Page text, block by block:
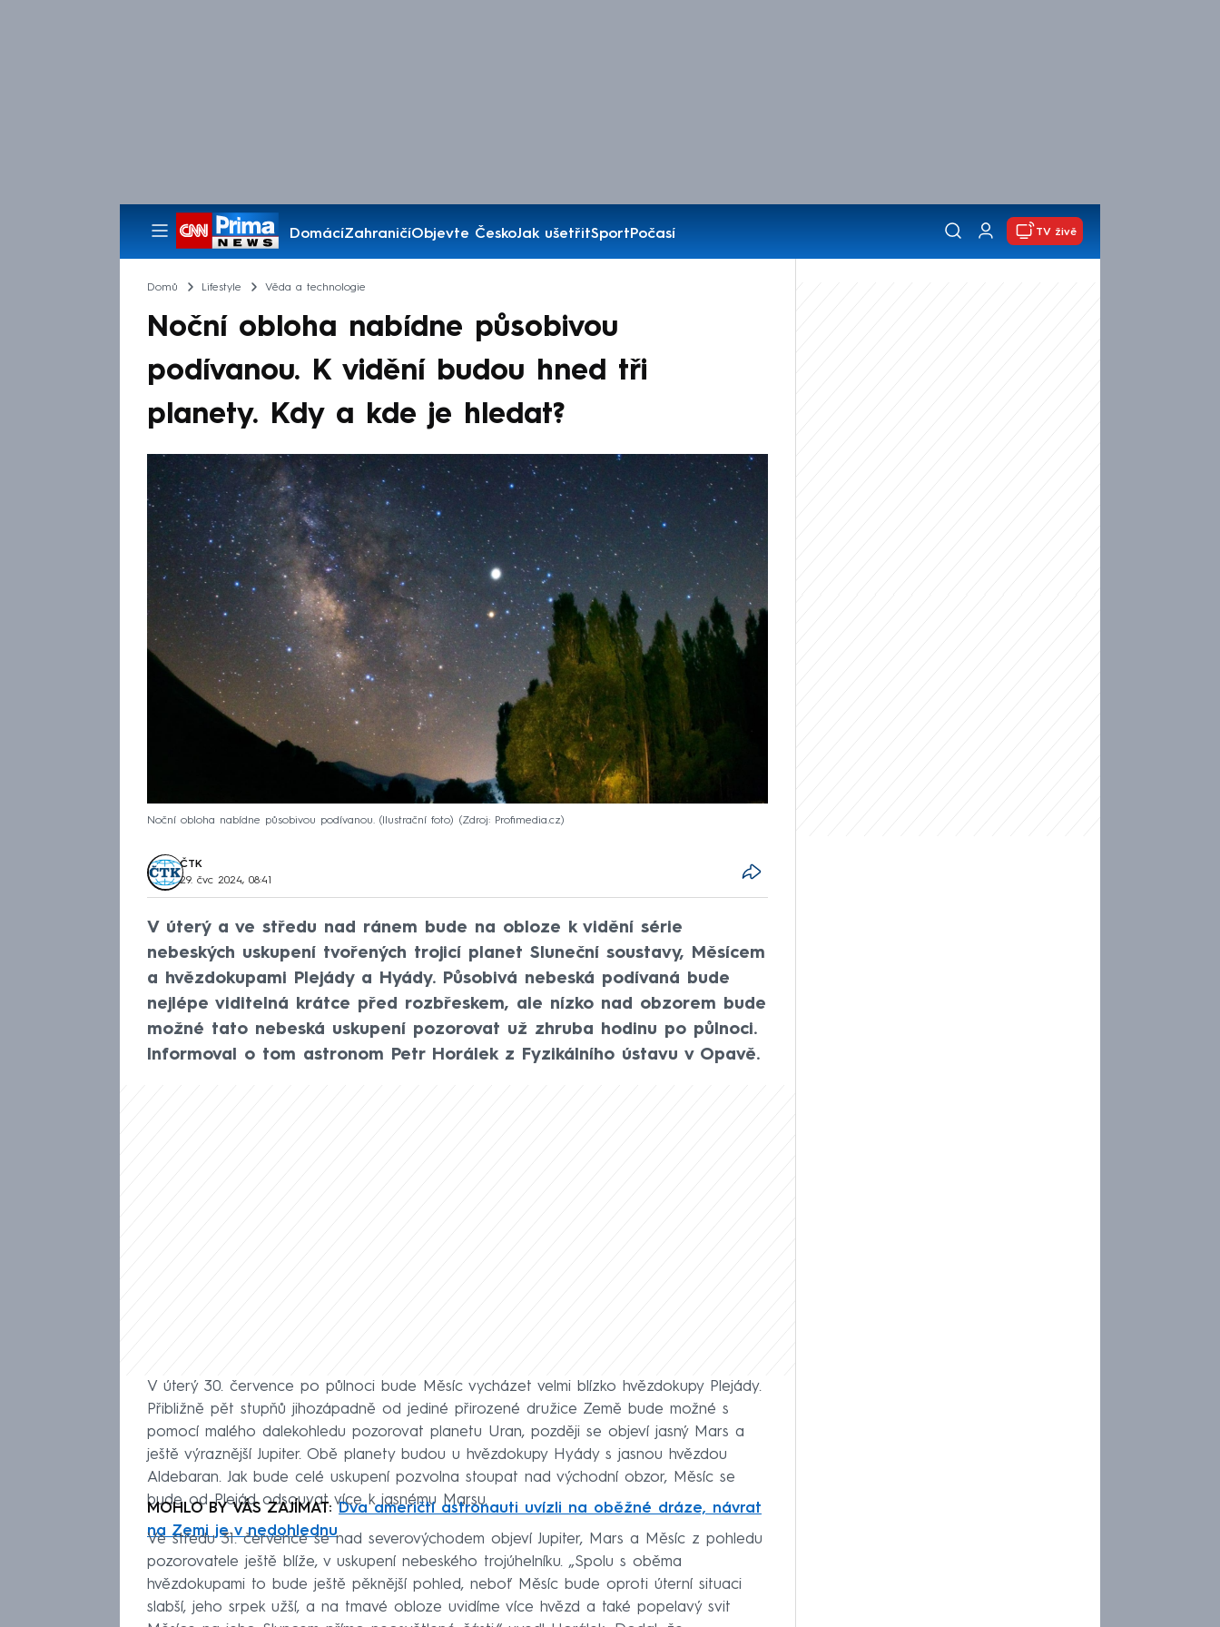
DomácíZahraničíObjevte ČeskoJak ušetřitSportPočasí
Pořady
TV živě
Domů Lifestyle Věda a technologie
Noční obloha nabídne působivou
podívanou. K vidění budou hned tři
planety. Kdy a kde je hledat?
Noční obloha nabídne působivou podívanou. (Ilustrační foto) Zdroj: Profimedia.cz
ČTK
29. čvc 2024, 08:41
V úterý a ve středu nad ránem bude na obloze k vidění série
nebeských uskupení tvořených trojicí planet Sluneční soustavy, Měsícem
a hvězdokupami Plejády a Hyády. Působivá nebeská podívaná bude
nejlépe viditelná krátce před rozbřeskem, ale nízko nad obzorem bude
možné tato nebeská uskupení pozorovat už zhruba hodinu po půlnoci.
Informoval o tom astronom Petr Horálek z Fyzikálního ústavu v Opavě.
V úterý 30. července po půlnoci bude Měsíc vycházet velmi blízko hvězdokupy Plejády.
Přibližně pět stupňů jihozápadně od jediné přirozené družice Země bude možné s
pomocí malého dalekohledu pozorovat planetu Uran, později se objeví jasný Mars a
ještě výraznější Jupiter. Obě planety budou u hvězdokupy Hyády s jasnou hvězdou
Aldebaran. Jak bude celé uskupení pozvolna stoupat nad východní obzor, Měsíc se
bude od Plejád odsouvat více k jasnému Marsu.
MOHLO BY VÁS ZAJÍMAT:Dva američtí astronauti uvízli na oběžné dráze, návrat
na Zemi je v nedohlednu
Ve středu 31. července se nad severovýchodem objeví Jupiter, Mars a Měsíc z pohledu
pozorovatele ještě blíže, v uskupení nebeského trojúhelníku. „Spolu s oběma
hvězdokupami to bude ještě pěknější pohled, neboť Měsíc bude oproti úterní situaci
slabší, jeho srpek užší, a na tmavé obloze uvidíme více hvězd a také popelavý svit